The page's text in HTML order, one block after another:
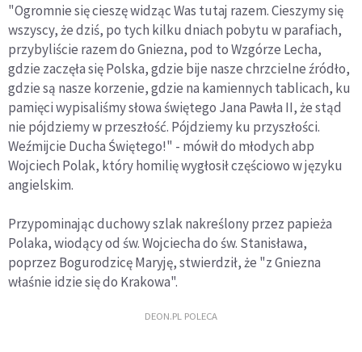
"Ogromnie się cieszę widząc Was tutaj razem. Cieszymy się
wszyscy, że dziś, po tych kilku dniach pobytu w parafiach,
przybyliście razem do Gniezna, pod to Wzgórze Lecha,
gdzie zaczęła się Polska, gdzie bije nasze chrzcielne źródło,
gdzie są nasze korzenie, gdzie na kamiennych tablicach, ku
pamięci wypisaliśmy słowa świętego Jana Pawła II, że stąd
nie pójdziemy w przeszłość. Pójdziemy ku przyszłości.
Weźmijcie Ducha Świętego!" - mówił do młodych abp
Wojciech Polak, który homilię wygłosił częściowo w języku
angielskim.
Przypominając duchowy szlak nakreślony przez papieża
Polaka, wiodący od św. Wojciecha do św. Stanisława,
poprzez Bogurodzicę Maryję, stwierdził, że "z Gniezna
właśnie idzie się do Krakowa".
DEON.PL POLECA